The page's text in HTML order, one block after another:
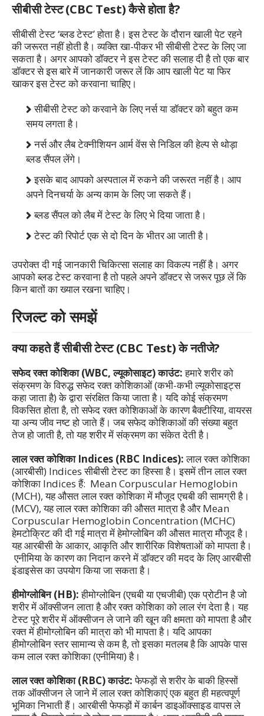
सीबीसी टेस्ट (CBC Test) कैसे होता है?
सीबीसी टेस्ट ‘ब्लड टेस्ट’ होता है। इस टेस्ट के दौरान खाली पेट रहने
की जरूरत नहीं होती है। व्यक्ति खा-पीकर भी सीबीसी टेस्ट के लिए जा
सकता है। अगर आपको डॉक्टर ने इस टेस्ट की सलाह दी है तो एक बार
डॉक्टर से इस बारे में जानकारी जरूर लें कि आप खाली पेट या फिर
खाकर इस टेस्ट को करवाना चाहिए।
सीबीसी टेस्ट को करवाने के लिए नर्स या डॉक्टर को बहुत कम
समय लगता है।
नर्स और लैब टेक्नीशियन आर्म वेंस से निडिल की हेल्प से थोड़ा
ब्लड सैंपल लेंगे।
इसके बाद आपको अस्पताल में रुकने की जरूरत नहीं है। आप
अपने दिनचर्या के अन्य काम के लिए जा सकते हैं।
ब्लड सैंपल को लैब में टेस्ट के लिए भे दिया जाता है।
टेस्ट की रिपोर्ट एक से दो दिन के भीतर आ जाती है।
उपरोक्त दी गई जानकारी चिकित्सा सलाह का विकल्प नहीं है। अगर
आपको ब्लड टेस्ट करवाना है तो पहले अपने डॉक्टर से जरूर पूछ लें कि
किन बातों का ख्याल रखना चाहिए।
रिजल्ट को समझें
क्या कहते हैंसीबीसी टेस्ट (CBC Test)के नतीजे?
सफेद रक्त कोशिका (WBC, ल्यूकोसाइट) काउंट:हमारे शरीर को
संक्रमण के विरुद्ध सफेद रक्त कोशिकाओं (कभी-कभी ल्यूकोसाइट्स
कहा जाता है) के द्वारा संरक्षित किया जाता है। यदि कोई संक्रमण
विकसित होता है, तो सफेद रक्त कोशिकाओं के कारण बैक्टीरिया, वायरस
या अन्य जीव नष्ट हो जाते हैं। जब सफेद कोशिकाओं की संख्या बहुत
तेज हो जाती है, तो यह शरीर में संक्रमण का संकेत देती है।
लाल रक्त कोशिका Indices (RBC Indices):लाल रक्त कोशिका
(आरबीसी) Indices सीबीसी टेस्ट का हिस्सा है। इसमें तीन लाल रक्त
कोशिका Indices हैं: Mean Corpuscular Hemoglobin
(MCH), यह औसत लाल रक्त कोशिका में मौजूद एचबी की सामग्री है।
(MCV), यह लाल रक्त कोशिका की औसत मात्रा है औरMean
Corpuscular Hemoglobin Concentration (MCHC)
हेमटोक्रिट की दी गई मात्रा में हेमोग्लोबिन की औसत मात्रा मौजूद है।
यह आरबीसी के आकार, आकृति और शारीरिक विशेषताओं को मापता है।
एनीमिया के कारण का निदान करने में डॉक्टर की मदद के लिए आरबीसी
इंडाइसेस का उपयोग किया जा सकता है।
हीमोग्लोबिन (HB):हीमोग्लोबिन (एचबी या एचजीबी) एक प्रोटीन है जो
शरीर में ऑक्सीजन लाता है और रक्त कोशिका को लाल रंग देता है। यह
टेस्ट पूरे शरीर में ऑक्सीजन ले जाने की खून की क्षमता को मापता है और
रक्त में हीमोग्लोबिन की मात्रा को भी मापता है। यदि आपका
हीमोग्लोबिन स्तर सामान्य से कम है, तो इसका मतलब है कि आपके पास
कम लाल रक्त कोशिका (एनीमिया) है।
लाल रक्त कोशिका (RBC) काउंट:फेफड़ों से शरीर के बाकी हिस्सों
तक ऑक्सीजन ले जाने में लाल रक्त कोशिकाएं एक बहुत ही महत्वपूर्ण
भूमिका निभाती हैं। आरबीसी फेफड़ों में कार्बन डाइऑक्साइड वापस ले